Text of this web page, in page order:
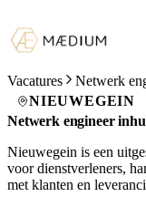
Vacatures
Netwerk
NIEUWEGEIN
Netwerk engineer
Nieuwegein is een
voor dienstverleners,
met klanten en